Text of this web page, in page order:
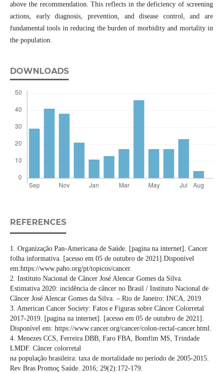
above the recommendation. This reflects in the deficiency of screening
actions, early diagnosis, prevention, and disease control, and are
fundamental tools in reducing the burden of morbidity and mortality in
the population.
DOWNLOADS
REFERENCES
1. Organização Pan-Americana de Saúde. [pagina na internet]. Cancer
folha informativa. [acesso em 05 de outubro de 2021].Disponível
em:https://www.paho.org/pt/topicos/cancer.
2. Instituto Nacional de Câncer José Alencar Gomes da Silva.
Estimativa 2020: incidência de câncer no Brasil / Instituto Nacional de
Câncer José Alencar Gomes da Silva. – Rio de Janeiro: INCA, 2019.
3. American Cancer Society: Fatos e Figuras sobre Câncer Colorretal
2017-2019. [pagina na internet]. [acesso em 05 de outubro de 2021].
Disponível em: https://www.cancer.org/cancer/colon-rectal-cancer.html.
4. Menezes CCS, Ferreira DBB, Faro FBA, Bomfim MS, Trindade
LMDF. Câncer colorretal
na população brasileira: taxa de mortalidade no período de 2005-2015.
Rev Bras Promoç Saúde. 2016; 29(2):172-179.